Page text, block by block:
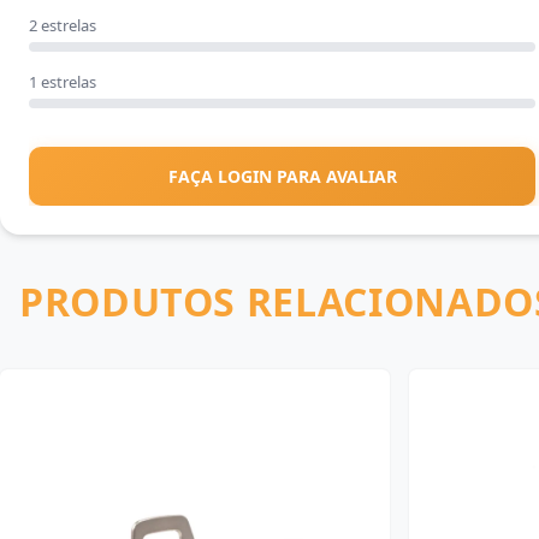
2 estrelas
1 estrelas
FAÇA LOGIN PARA AVALIAR
PRODUTOS